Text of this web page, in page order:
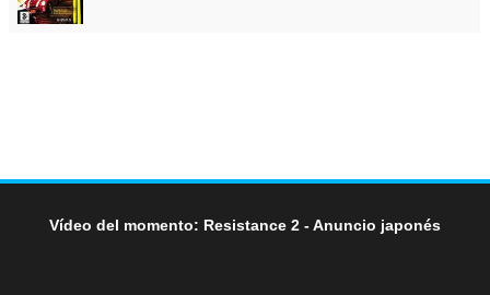
Vídeo del momento: Resistance 2 - Anuncio japonés